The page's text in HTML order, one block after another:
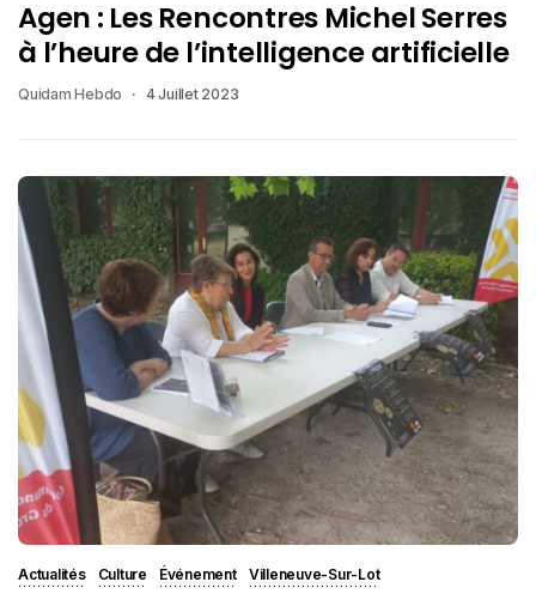
Agen : Les Rencontres Michel Serres
à l’heure de l’intelligence artificielle
Quidam Hebdo 4 Juillet 2023
Actualités Culture Événement Villeneuve-Sur-Lot